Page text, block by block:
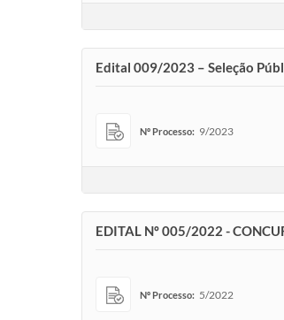
Edital 009/2023 – Seleção
Nº Processo: 9/2023
EDITAL Nº 005/2022 -
Nº Processo: 5/2022